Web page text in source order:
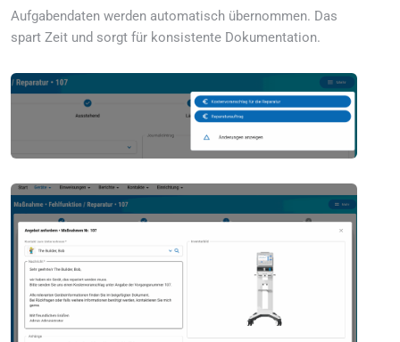
Aufgabendaten werden automatisch übernommen. Das
spart Zeit und sorgt für konsistente Dokumentation.